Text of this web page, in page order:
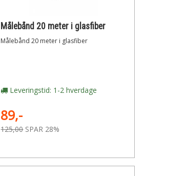
Målebånd 20 meter i glasfiber
Målebånd 20 meter i glasfiber
Leveringstid: 1-2 hverdage
89,-
125,00 SPAR 28%